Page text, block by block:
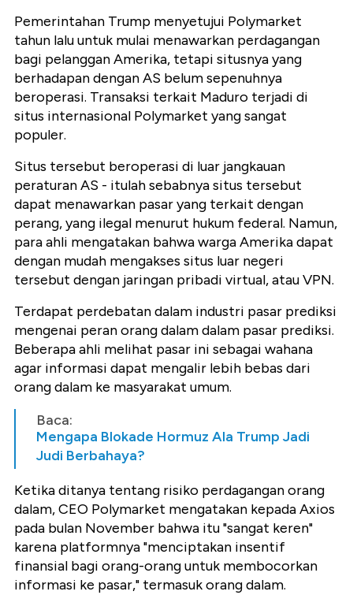
Pemerintahan Trump menyetujui Polymarket
tahun lalu untuk mulai menawarkan perdagangan
bagi pelanggan Amerika, tetapi situsnya yang
berhadapan dengan AS belum sepenuhnya
beroperasi. Transaksi terkait Maduro terjadi di
situs internasional Polymarket yang sangat
populer.
Situs tersebut beroperasi di luar jangkauan
peraturan AS - itulah sebabnya situs tersebut
dapat menawarkan pasar yang terkait dengan
perang, yang ilegal menurut hukum federal. Namun,
para ahli mengatakan bahwa warga Amerika dapat
dengan mudah mengakses situs luar negeri
tersebut dengan jaringan pribadi virtual, atau VPN.
Terdapat perdebatan dalam industri pasar prediksi
mengenai peran orang dalam dalam pasar prediksi.
Beberapa ahli melihat pasar ini sebagai wahana
agar informasi dapat mengalir lebih bebas dari
orang dalam ke masyarakat umum.
Baca:
Mengapa Blokade Hormuz Ala Trump Jadi
Judi Berbahaya?
Ketika ditanya tentang risiko perdagangan orang
dalam, CEO Polymarket mengatakan kepada Axios
pada bulan November bahwa itu "sangat keren"
karena platformnya "menciptakan insentif
finansial bagi orang-orang untuk membocorkan
informasi ke pasar," termasuk orang dalam.